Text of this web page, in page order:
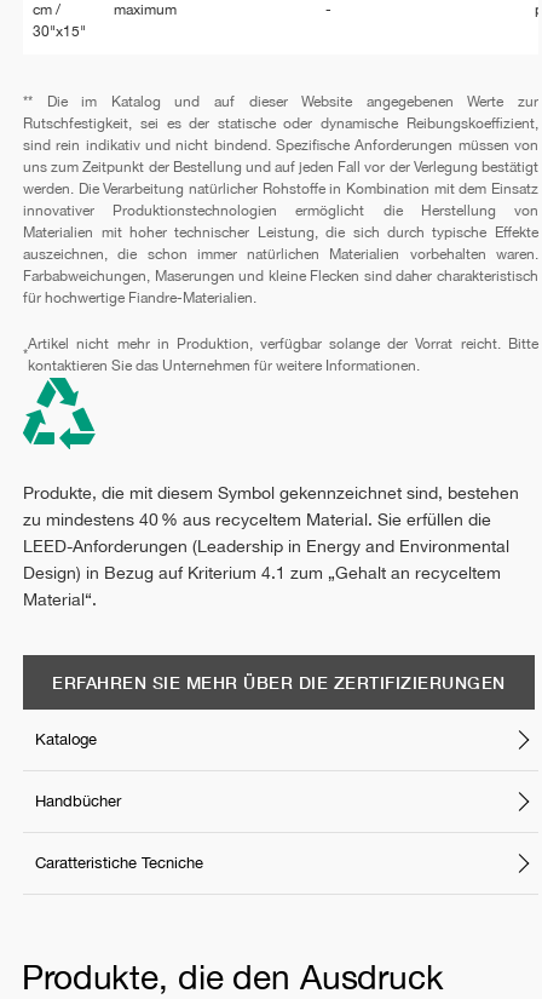
cm /
30"x15"
maximum
-
** Die im Katalog und auf dieser Website angegebenen Werte zur
Rutschfestigkeit, sei es der statische oder dynamische Reibungskoeffizient,
sind rein indikativ und nicht bindend. Spezifische Anforderungen müssen von
uns zum Zeitpunkt der Bestellung und auf jeden Fall vor der Verlegung bestätigt
werden. Die Verarbeitung natürlicher Rohstoffe in Kombination mit dem Einsatz
innovativer Produktionstechnologien ermöglicht die Herstellung von
Materialien mit hoher technischer Leistung, die sich durch typische Effekte
auszeichnen, die schon immer natürlichen Materialien vorbehalten waren.
Farbabweichungen, Maserungen und kleine Flecken sind daher charakteristisch
für hochwertige Fiandre-Materialien.
*
Artikel nicht mehr in Produktion, verfügbar solange der Vorrat reicht. Bitte
kontaktieren Sie das Unternehmen für weitere Informationen.
Produkte, die mit diesem Symbol gekennzeichnet sind, bestehen
zu mindestens 40 % aus recyceltem Material. Sie erfüllen die
LEED-Anforderungen (Leadership in Energy and Environmental
Design) in Bezug auf Kriterium 4.1 zum „Gehalt an recyceltem
Material“.
ERFAHREN SIE MEHR ÜBER DIE ZERTIFIZIERUNGEN
Kataloge
Handbücher
Caratteristiche Tecniche
Produkte, die den Ausdruck